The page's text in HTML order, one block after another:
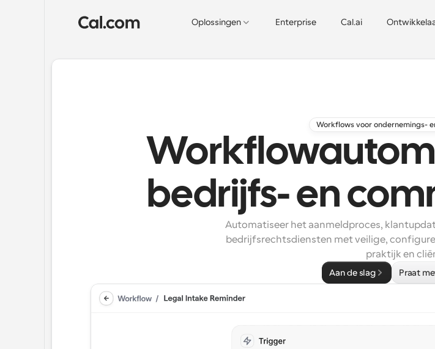
Oplossingen Enterprise Cal.ai
Workflows voor ondernemings-
bedrijfs- en
Automatiseer het aanmeldproces,
bedrijfsrechtsdiensten met veilige,
praktijk en
Aan de slag Praat